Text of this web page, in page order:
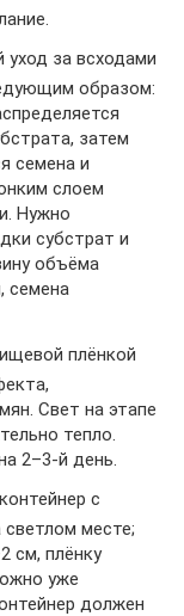
за всходами
образом:
затем
семена и
слоем
Нужно
субстрат и
объёма
семена
плёнкой
Свет на этапе
тепло.
2–3-й день.
с
месте;
см, плёнку
уже
должен